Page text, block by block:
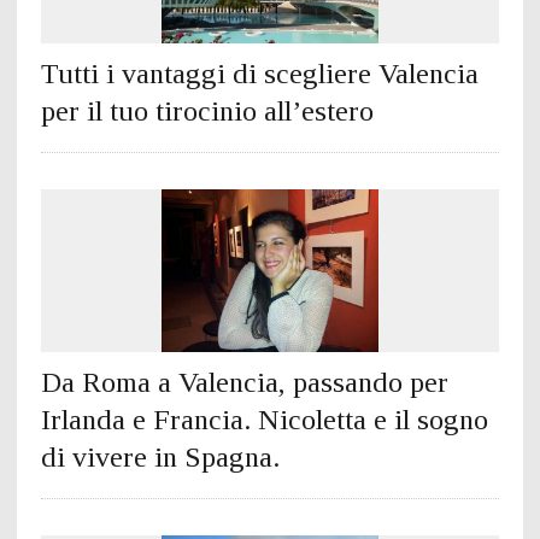
Tutti i vantaggi di scegliere Valencia
per il tuo tirocinio all’estero
Da Roma a Valencia, passando per
Irlanda e Francia. Nicoletta e il sogno
di vivere in Spagna.